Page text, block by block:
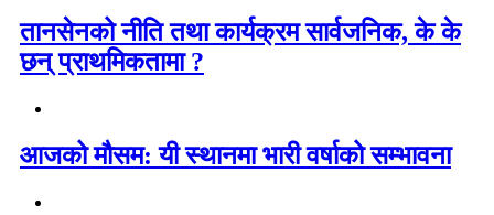
तानसेनको नीति तथा कार्यक्रम सार्वजनिक, के के
छन् प्राथमिकतामा ?
आजको मौसम: यी स्थानमा भारी वर्षाको सम्भावना